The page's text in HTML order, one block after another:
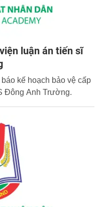
luận án tiến sĩ
kế hoạch bảo vệ cấp
Đông Anh Trường.